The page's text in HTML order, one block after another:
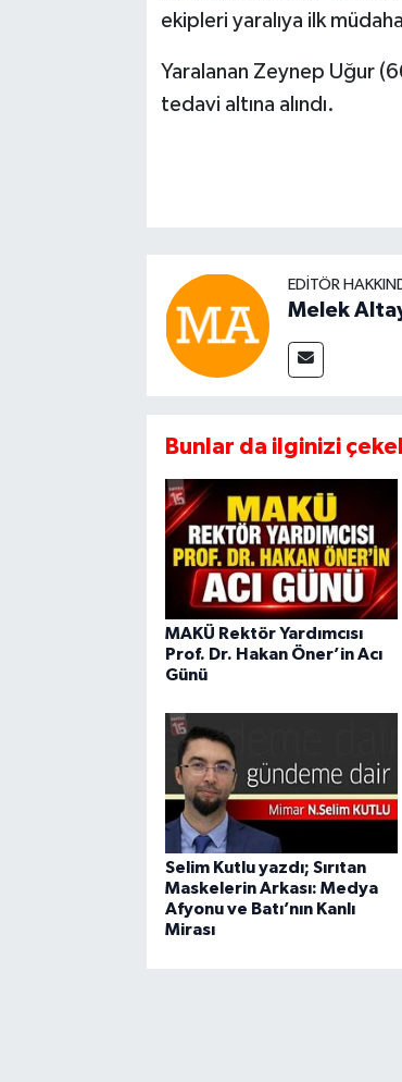
ekipleri yaralıya ilk
Yaralanan Zeynep Uğur
tedavi altına alındı.
EDITÖR
Melek
Bunlar da ilginizi
MAKÜ Rektör Yardımcısı
Prof. Dr. Hakan Öner’in Acı
Günü
Selim Kutlu yazdı; Sırıtan
Maskelerin Arkası: Medya
Afyonu ve Batı’nın Kanlı
Mirası